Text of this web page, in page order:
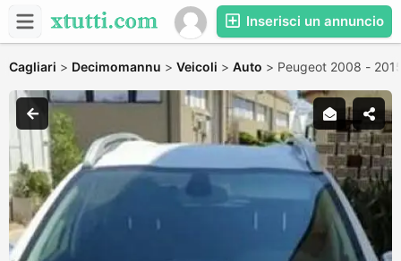
Inserisci un annuncio
Cagliari > Decimomannu > Veicoli > Auto > Peugeot 2008 -